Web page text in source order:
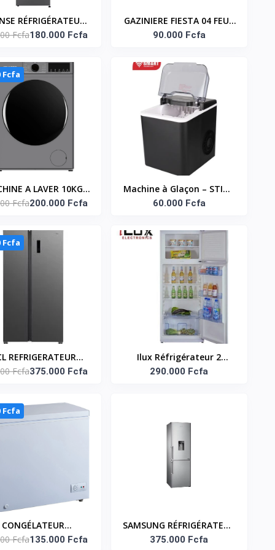
RÉFRIGÉRATEUR
259 LITRES -
34DC4SB
Fcfa180.000 Fcfa
GAZINIERE FIESTA 04 FEUX
AUTOMATIQUE
90.000 Fcfa
Fcfa
A LAVER 10KG
FRONTALE
S
Fcfa200.000 Fcfa
Machine à Glaçon – STIM-
8888A – 15kg/24h – 1,7L –
60.000 Fcfa
Fcfa
REFRIGERATEUR
2 PORTES
Fcfa375.000 Fcfa
Ilux Réfrigérateur 2
Battants 550 L - ILR550 -
290.000 Fcfa
Fcfa
CONGÉLATEUR
195 LITRES
Fcfa135.000 Fcfa
SAMSUNG RÉFRIGÉRATEUR
COMBINE - DISTRIBUTEUR
375.000 Fcfa